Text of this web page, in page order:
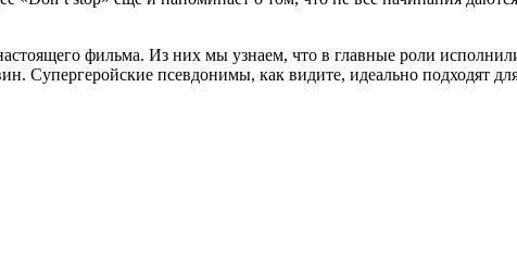
фильма. Из них мы узнаем, что в главные роли
псевдонимы, как видите, идеально подходят для